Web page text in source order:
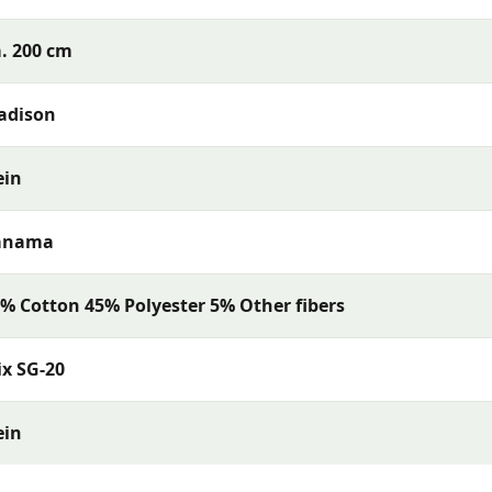
mit ausgezeichneter Farbechtheit und
Materialien und eine hervorragende Passform aus
200 cm
Cotton 45% Polyester 5% Other fibers
SG-20